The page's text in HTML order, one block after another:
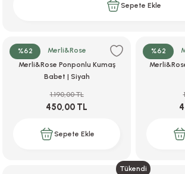
Sepete Ekle
%62
Merli&Rose
Merli&Rose Ponponlu Kumaş
Babet | Siyah
450,00 TL
1.190,00 TL
Sepete Ekle
%62
Tükendi